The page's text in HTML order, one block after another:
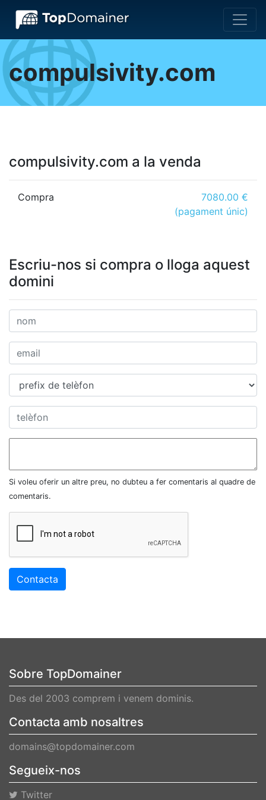
compulsivity.com
compulsivity.com a la venda
Compra
7080.00 €
(pagament únic)
Escriu-nos si compra o lloga aquest
domini
Si voleu oferir un altre preu, no dubteu a fer comentaris al quadre de
comentaris.
Contacta
Sobre TopDomainer
Des del 2003 comprem i venem dominis.
Contacta amb nosaltres
domains@topdomainer.com
Segueix-nos
Twitter